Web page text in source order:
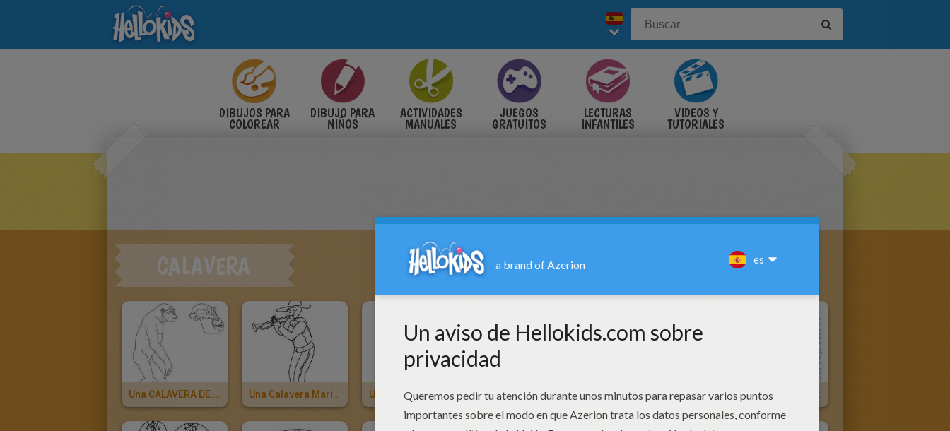
DIBUJOS PARA
COLOREAR
DIBUJO PARA
NIÑOS
ACTIVIDADES
MANUALES
JUEGOS
GRATUITOS
LECTURAS
INFANTILES
VIDEOS Y
TUTORIALES
CALAVERA
Una CALAVERA DE UN AUSTRALOPITECO Una Calavera Mariachi Para El Dia De Los Muertos Una Calavera Decorada Mexicana Para El Dia De Los Muertos Escena Del Dia De Los Muertos Con Calaveras Y La Catrina Altar Con Calavera Del Dia De Los Muertos Papel Picado Con Calavera